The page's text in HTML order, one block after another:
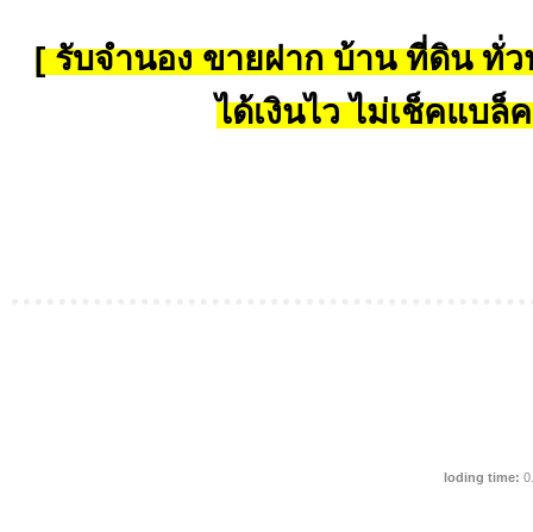
[ รับจำนอง ขายฝาก บ้าน ที่ดิน ทั่ว
ได้เงินไว ไม่เช็คแบล็
loding time: